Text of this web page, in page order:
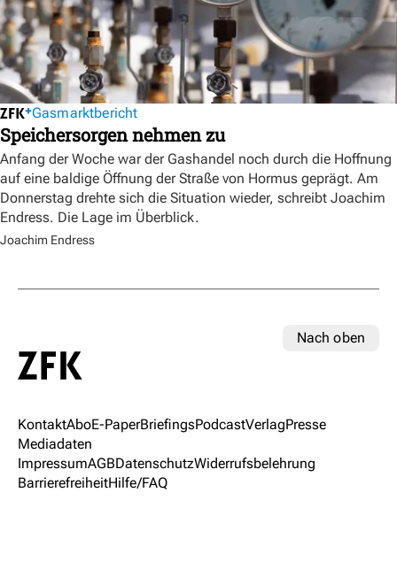
Gasmarktbericht
Speichersorgen nehmen zu
Anfang der Woche war der Gashandel noch durch die Hoffnung
auf eine baldige Öffnung der Straße von Hormus geprägt. Am
Donnerstag drehte sich die Situation wieder, schreibt Joachim
Endress. Die Lage im Überblick.
Joachim Endress
Nach oben
KontaktAboE-PaperBriefingsPodcastVerlagPresse
Mediadaten
ImpressumAGBDatenschutzWiderrufsbelehrung
BarrierefreiheitHilfe/FAQ